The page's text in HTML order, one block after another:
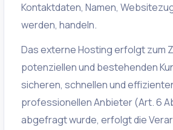
Kontaktdaten, Namen,
werden, handeln.
Das externe Hosting erfolgt zum
potenziellen und bestehenden
sicheren, schnellen und
professionellen Anbieter (Art. 6
abgefragt wurde, erfolgt die